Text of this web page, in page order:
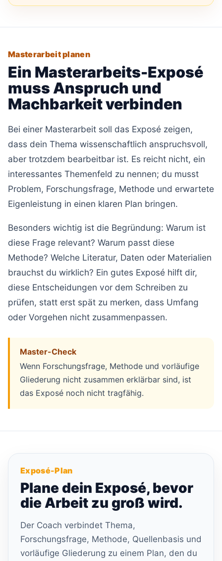
Masterarbeit planen
Ein Masterarbeits-Exposé
muss Anspruch und
Machbarkeit verbinden
Bei einer Masterarbeit soll das Exposé zeigen,
dass dein Thema wissenschaftlich anspruchsvoll,
aber trotzdem bearbeitbar ist. Es reicht nicht, ein
interessantes Themenfeld zu nennen; du musst
Problem, Forschungsfrage, Methode und erwartete
Eigenleistung in einen klaren Plan bringen.
Besonders wichtig ist die Begründung: Warum ist
diese Frage relevant? Warum passt diese
Methode? Welche Literatur, Daten oder Materialien
brauchst du wirklich? Ein gutes Exposé hilft dir,
diese Entscheidungen vor dem Schreiben zu
prüfen, statt erst spät zu merken, dass Umfang
oder Vorgehen nicht zusammenpassen.
Master-Check
Wenn Forschungsfrage, Methode und vorläufige
Gliederung nicht zusammen erklärbar sind, ist
das Exposé noch nicht tragfähig.
Exposé-Plan
Plane dein Exposé, bevor
die Arbeit zu groß wird.
Der Coach verbindet Thema,
Forschungsfrage, Methode, Quellenbasis und
vorläufige Gliederung zu einem Plan, den du